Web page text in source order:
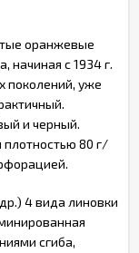
оранжевые
начиная с 1934 г.
поколений, уже
и черный.
плотностью 80 г/
4 вида линовки
сгиба,